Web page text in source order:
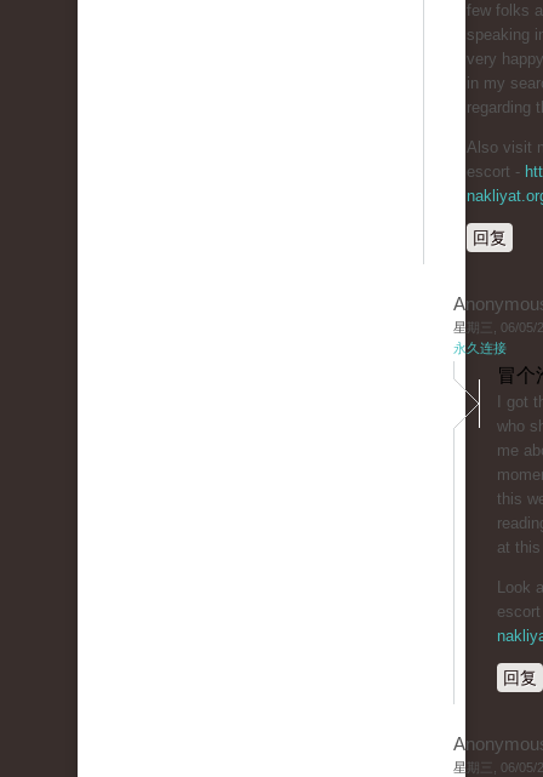
few folks
speaking
very
in my
regarding
Also visit
escort -
回复
星期三, 06/05/
永久连接
冒个
I got
who
me
this
at
Look
回复
星期三, 06/05/